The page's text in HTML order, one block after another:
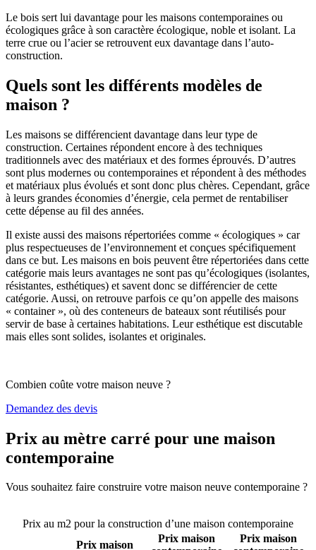
Le bois sert lui davantage pour les maisons contemporaines ou
écologiques grâce à son caractère écologique, noble et isolant. La
terre crue ou l’acier se retrouvent eux davantage dans l’auto-
construction.
Quels sont les différents modèles de
maison ?
Les maisons se différencient davantage dans leur type de
construction. Certaines répondent encore à des techniques
traditionnels avec des matériaux et des formes éprouvés. D’autres
sont plus modernes ou contemporaines et répondent à des méthodes
et matériaux plus évolués et sont donc plus chères. Cependant, grâce
à leurs grandes économies d’énergie, cela permet de rentabiliser
cette dépense au fil des années.
Il existe aussi des maisons répertoriées comme « écologiques » car
plus respectueuses de l’environnement et conçues spécifiquement
dans ce but. Les maisons en bois peuvent être répertoriées dans cette
catégorie mais leurs avantages ne sont pas qu’écologiques (isolantes,
résistantes, esthétiques) et savent donc se différencier de cette
catégorie. Aussi, on retrouve parfois ce qu’on appelle des maisons
« container », où des conteneurs de bateaux sont réutilisés pour
servir de base à certaines habitations. Leur esthétique est discutable
mais elles sont solides, isolantes et originales.
Combien coûte votre maison neuve ?
Demandez des devis
Prix au mètre carré pour une maison
contemporaine
Vous souhaitez faire construire votre maison neuve contemporaine ?
Prix au m2 pour la construction d’une maison contemporaine
Prix maison
Prix maison
Prix maison